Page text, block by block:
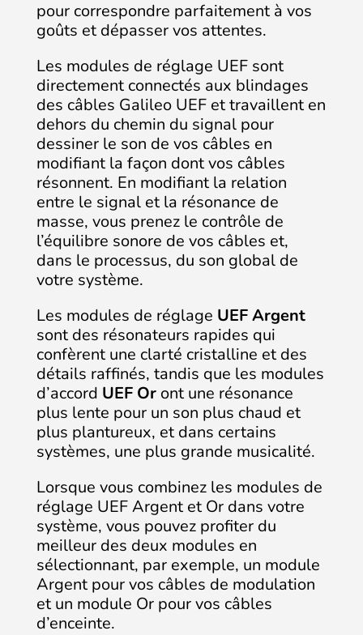
pour correspondre parfaitement à vos
goûts et dépasser vos attentes.
Les modules de réglage UEF sont
directement connectés aux blindages
des câbles Galileo UEF et travaillent en
dehors du chemin du signal pour
dessiner le son de vos câbles en
modifiant la façon dont vos câbles
résonnent. En modifiant la relation
entre le signal et la résonance de
masse, vous prenez le contrôle de
l’équilibre sonore de vos câbles et,
dans le processus, du son global de
votre système.
Les modules de réglage UEF Argent
sont des résonateurs rapides qui
confèrent une clarté cristalline et des
détails raffinés, tandis que les modules
d’accord UEF Or ont une résonance
plus lente pour un son plus chaud et
plus plantureux, et dans certains
systèmes, une plus grande musicalité.
Lorsque vous combinez les modules de
réglage UEF Argent et Or dans votre
système, vous pouvez profiter du
meilleur des deux modules en
sélectionnant, par exemple, un module
Argent pour vos câbles de modulation
et un module Or pour vos câbles
d’enceinte.